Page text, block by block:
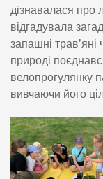
дізнавалася про
відгадувала
запашні трав’яні
природі
велопрогулянку
вивчаючи його